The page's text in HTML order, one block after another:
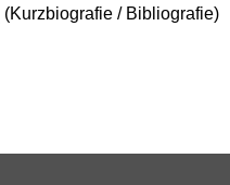
(Kurzbiografie / Bibliografie)